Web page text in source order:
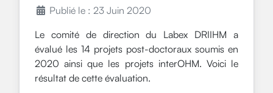
Publié le : 23 Juin 2020
Le comité de direction du Labex DRIIHM a
évalué les 14 projets post-doctoraux soumis en
2020 ainsi que les projets interOHM. Voici le
résultat de cette évaluation.